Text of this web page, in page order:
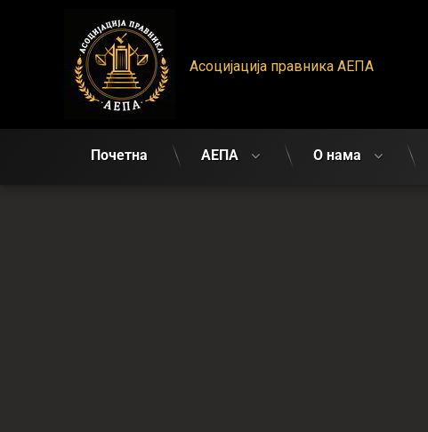
АЕПА
Асоцијација правника АЕПА
Почетна АЕПА О нама